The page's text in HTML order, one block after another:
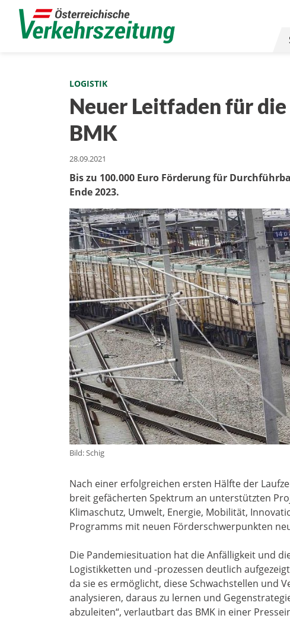
LOGISTIK
Neuer Leitfaden für
BMK
28.09.2021
Bis zu 100.000 Euro Förderung für
Ende 2023.
Bild: Schig
Nach einer erfolgreichen ersten Hälfte der
breit gefächerten Spektrum an unterstützten
Klimaschutz, Umwelt, Energie, Mobilität,
Programms mit neuen Förderschwerpunkten
Die Pandemiesituation hat die Anfälligkeit und
Logistikketten und -prozessen deutlich
da sie es ermöglicht, diese Schwachstellen und
analysieren, daraus zu lernen und
abzuleiten“, verlautbart das BMK in einer